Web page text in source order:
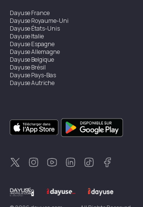
DayuseFrance
DayuseRoyaume-Uni
DayuseÉtats-Unis
DayuseItalie
DayuseEspagne
DayuseAllemagne
DayuseBelgique
DayuseBrésil
DayusePays-Bas
DayuseAutriche
DayuseSingapour
DayuseSuède
DayuseThaïlande
DayuseNouvelle-Zélande
DayuseTurquie